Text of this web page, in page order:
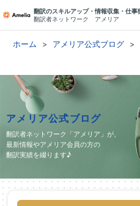
翻訳のスキルアップ・情報収集・仕事
翻訳者ネットワーク アメリア
ホーム アメリア公式ブログ
アメリア公式ブログ
翻訳者ネットワーク「アメリア」が、
最新情報やアメリア会員の方の
翻訳実績を綴ります♪